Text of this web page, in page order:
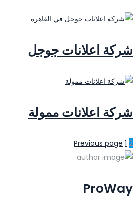
شركة اعلانات جوجل
شركة اعلانات ممولة
Previous page 1 2
ProWay